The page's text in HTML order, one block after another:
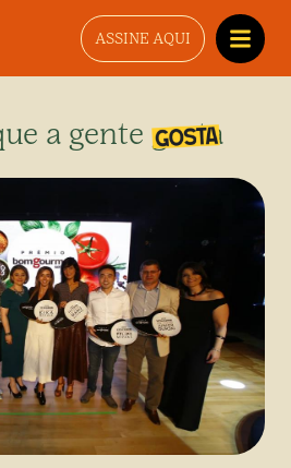
ASSINE AQUI
a gente gosta